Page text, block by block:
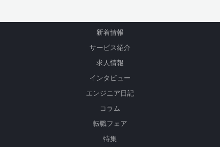
新着情報
サービス紹介
求人情報
インタビュー
エンジニア日記
コラム
転職フェア
特集